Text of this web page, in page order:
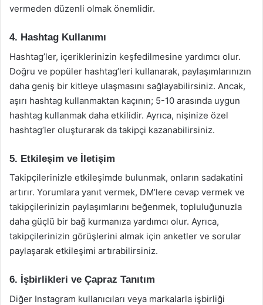
vermeden düzenli olmak önemlidir.
4. Hashtag Kullanımı
Hashtag’ler, içeriklerinizin keşfedilmesine yardımcı olur.
Doğru ve popüler hashtag’leri kullanarak, paylaşımlarınızın
daha geniş bir kitleye ulaşmasını sağlayabilirsiniz. Ancak,
aşırı hashtag kullanmaktan kaçının; 5-10 arasında uygun
hashtag kullanmak daha etkilidir. Ayrıca, nişinize özel
hashtag’ler oluşturarak da takipçi kazanabilirsiniz.
5. Etkileşim ve İletişim
Takipçilerinizle etkileşimde bulunmak, onların sadakatini
artırır. Yorumlara yanıt vermek, DM’lere cevap vermek ve
takipçilerinizin paylaşımlarını beğenmek, topluluğunuzla
daha güçlü bir bağ kurmanıza yardımcı olur. Ayrıca,
takipçilerinizin görüşlerini almak için anketler ve sorular
paylaşarak etkileşimi artırabilirsiniz.
6. İşbirlikleri ve Çapraz Tanıtım
Diğer Instagram kullanıcıları veya markalarla işbirliği